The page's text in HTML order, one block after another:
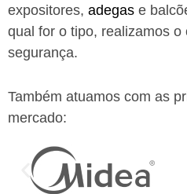
expositores, adegas e
qual for o tipo, realizamos
segurança.
Também atuamos com as
mercado: